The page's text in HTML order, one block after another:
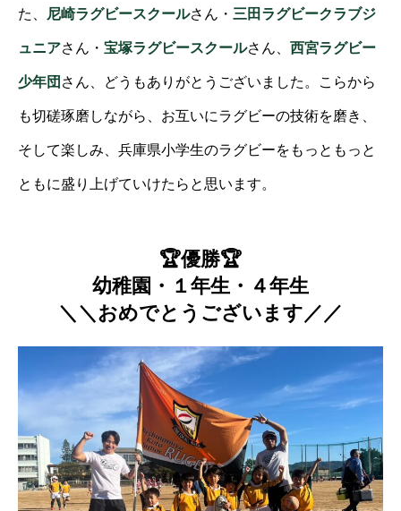
た、 尼崎ラグビースクールさん・ 三田ラグビークラブジ
ュニアさん・ 宝塚ラグビースクールさん、 西宮ラグビー
少年団 さん、どうもありがとうございました。こらから
も切磋琢磨しながら、お互いにラグビーの技術を磨き、
そして楽しみ、兵庫県小学生のラグビーをもっともっと
ともに盛り上げていけたらと思います。
🏆優勝🏆
幼稚園・１年生・４年生
＼＼おめでとうございます／／